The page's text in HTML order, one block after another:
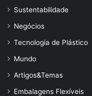
Sustentabilidade
Negócios
Tecnologia de Plástico
Mundo
Artigos&Temas
Embalagens Flexíveis